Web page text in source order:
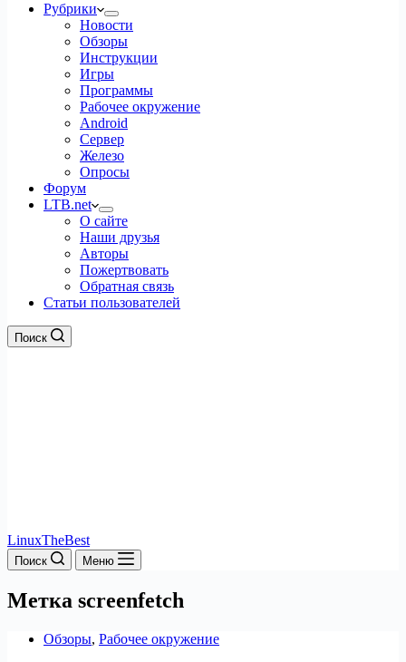
Рубрики
Новости
Обзоры
Инструкции
Игры
Программы
Рабочее окружение
Android
Сервер
Железо
Опросы
Форум
LTB.net
О сайте
Наши друзья
Авторы
Пожертвовать
Обратная связь
Статьи пользователей
Поиск
LinuxTheBest
Поиск Меню
Метка screenfetch
Обзоры, Рабочее окружение